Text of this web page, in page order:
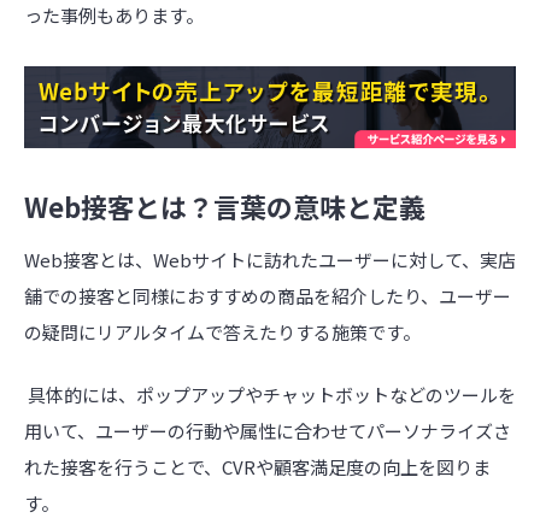
った事例もあります。
Web接客とは？言葉の意味と定義
Web接客とは、 Webサイトに訪れたユーザーに対して、実店
舗での接客と同様におすすめの商品を紹介したり、ユーザー
の疑問にリアルタイムで答えたりする施策です。
具体的には、ポップアップやチャットボットなどのツールを
用いて、ユーザーの行動や属性に合わせてパーソナライズさ
れた接客を行うことで、 CVRや顧客満足度の向上を図りま
す。